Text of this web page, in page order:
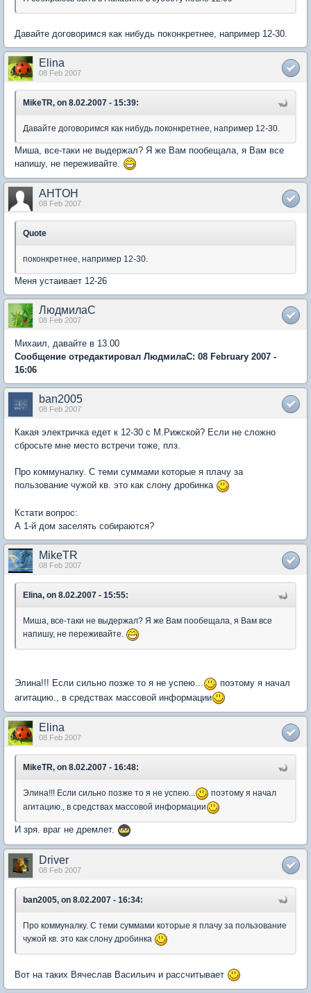
Давайте договоримся как нибудь поконкретнее, например 12-30.
Elina
08 Feb 2007
MikeTR, on 8.02.2007 - 15:39:
Давайте договоримся как нибудь поконкретнее, например 12-30.
Миша, все-таки не выдержал? Я же Вам пообещала, я Вам все
напишу, не переживайте.
AHTOH
08 Feb 2007
Quote
поконкретнее, например 12-30.
Меня устаивает 12-26
ЛюдмилаС
08 Feb 2007
Михаил, давайте в 13.00
Сообщение отредактировал ЛюдмилаС: 08 February 2007 -
16:06
ban2005
08 Feb 2007
Какая электричка едет к 12-30 с М.Рижской? Если не сложно
сбросьте мне место встречи тоже, плз.
Про коммуналку. С теми суммами которые я плачу за
пользование чужой кв. это как слону дробинка
Кстати вопрос:
А 1-й дом заселять собираются?
MikeTR
08 Feb 2007
Elina, on 8.02.2007 - 15:55:
Миша, все-таки не выдержал? Я же Вам пообещала, я Вам все
напишу, не переживайте.
Элина!!! Если сильно позже то я не успею...
поэтому я начал
агитацию., в средствах массовой информации
Elina
08 Feb 2007
MikeTR, on 8.02.2007 - 16:48:
Элина!!! Если сильно позже то я не успею...
поэтому я начал
агитацию., в средствах массовой информации
И зря. враг не дремлет.
Driver
08 Feb 2007
ban2005, on 8.02.2007 - 16:34:
Про коммуналку. С теми суммами которые я плачу за пользование
чужой кв. это как слону дробинка
Вот на таких Вячеслав Васильич и рассчитывает